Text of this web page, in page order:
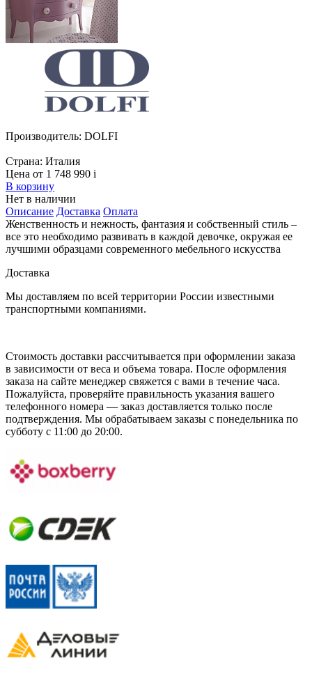
Производитель: DOLFI
Страна: Италия
Цена от 1 748 990 i
В корзину
Нет в наличии
Описание Доставка Оплата
Женственность и нежность, фантазия и собственный стиль –
все это необходимо развивать в каждой девочке, окружая ее
лучшими образцами современного мебельного искусства
Доставка
Мы доставляем по всей территории России известными
транспортными компаниями.
Стоимость доставки рассчитывается при оформлении заказа
в зависимости от веса и объема товара. После оформления
заказа на сайте менеджер свяжется с вами в течение часа.
Пожалуйста, проверяйте правильность указания вашего
телефонного номера — заказ доставляется только после
подтверждения. Мы обрабатываем заказы с понедельника по
субботу с 11:00 до 20:00.